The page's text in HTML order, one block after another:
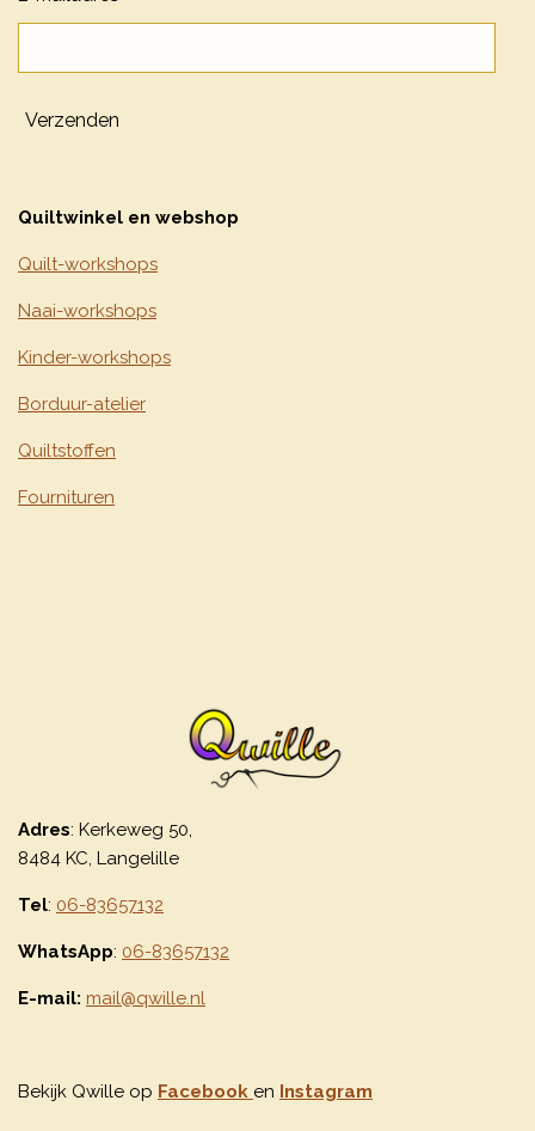
Verzenden
Quiltwinkel en webshop
Quilt-workshops
Naai-workshops
Kinder-workshops
Borduur-atelier
Quiltstoffen
Fournituren
Adres: Kerkeweg 50,
8484 KC, Langelille
Tel: 06-83657132
WhatsApp: 06-83657132
E-mail: mail@qwille.nl
Bekijk Qwille op Facebook en Instagram